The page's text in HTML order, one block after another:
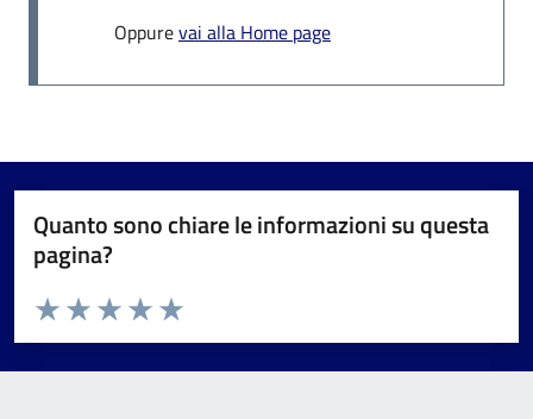
Oppurevai alla Home page
Quanto sono chiare le informazioni su questa
pagina?
Valuta da 1 a 5 stelle la pagina
Valuta 5 stelle su 5
Valuta 4 stelle su 5
Valuta 3 stelle su 5
Valuta 2 stelle su 5
Valuta 1 stelle su 5